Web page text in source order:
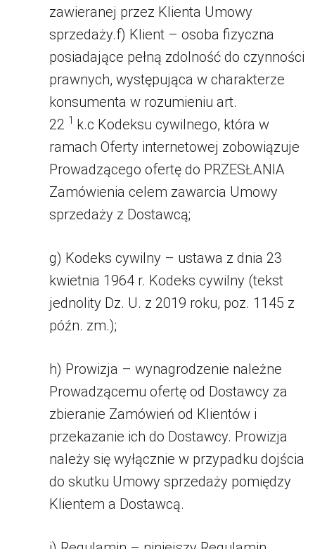
zawieranej przez Klienta Umowy
sprzedaży.f) Klient – osoba fizyczna
posiadające pełną zdolność do czynności
prawnych, występująca w charakterze
konsumenta w rozumieniu art.
22 1 k.c Kodeksu cywilnego, która w
ramach Oferty internetowej zobowiązuje
Prowadzącego ofertę do PRZESŁANIA
Zamówienia celem zawarcia Umowy
sprzedaży z Dostawcą;
g) Kodeks cywilny – ustawa z dnia 23
kwietnia 1964 r. Kodeks cywilny (tekst
jednolity Dz. U. z 2019 roku, poz. 1145 z
późn. zm.);
h) Prowizja – wynagrodzenie należne
Prowadzącemu ofertę od Dostawcy za
zbieranie Zamówień od Klientów i
przekazanie ich do Dostawcy. Prowizja
należy się wyłącznie w przypadku dojścia
do skutku Umowy sprzedaży pomiędzy
Klientem a Dostawcą.